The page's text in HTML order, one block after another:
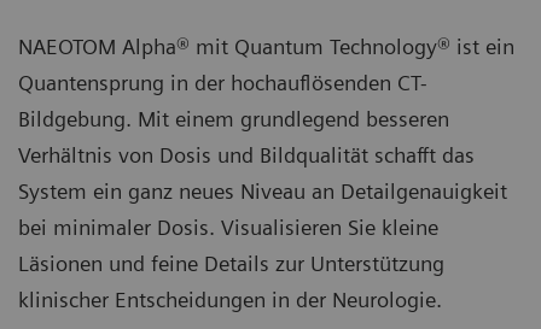
NAEOTOM Alpha® mit Quantum Technology® ist ein
Quantensprung in der hochauflösenden CT-
Bildgebung. Mit einem grundlegend besseren
Verhältnis von Dosis und Bildqualität schafft das
System ein ganz neues Niveau an Detailgenauigkeit
bei minimaler Dosis. Visualisieren Sie kleine
Läsionen und feine Details zur Unterstützung
klinischer Entscheidungen in der Neurologie.